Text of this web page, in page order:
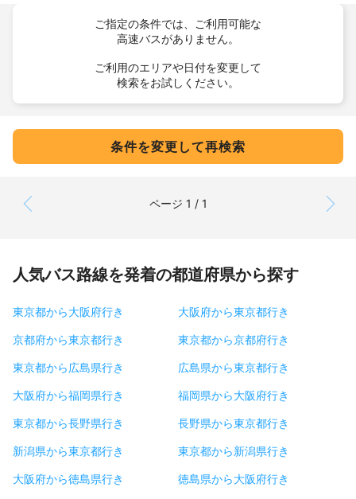
ご指定の条件では、ご利用可能な
高速バスがありません。
ご利用のエリアや日付を変更して
検索をお試しください。
条件を変更して再検索
ページ 1 / 1
人気バス路線を発着の都道府県から探す
東京都から大阪府行き 大阪府から東京都行き
京都府から東京都行き 東京都から京都府行き
東京都から広島県行き 広島県から東京都行き
大阪府から福岡県行き 福岡県から大阪府行き
東京都から長野県行き 長野県から東京都行き
新潟県から東京都行き 東京都から新潟県行き
大阪府から徳島県行き 徳島県から大阪府行き